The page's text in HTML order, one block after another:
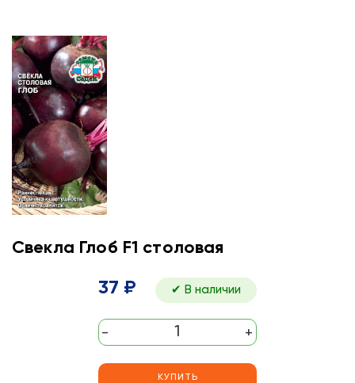
Свекла Глоб F1 столовая
37 ₽ ✔ В наличии
- +
КУПИТЬ